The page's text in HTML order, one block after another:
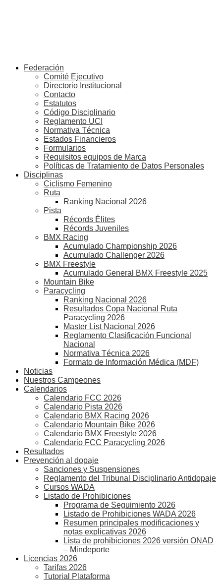
Federación
Comité Ejecutivo
Directorio Institucional
Contacto
Estatutos
Código Disciplinario
Reglamento UCI
Normativa Técnica
Estados Financieros
Formularios
Requisitos equipos de Marca
Políticas de Tratamiento de Datos Personales
Disciplinas
Ciclismo Femenino
Ruta
Ranking Nacional 2026
Pista
Récords Élites
Récords Juveniles
BMX Racing
Acumulado Championship 2026
Acumulado Challenger 2026
BMX Freestyle
Acumulado General BMX Freestyle 2025
Mountain Bike
Paracycling
Ranking Nacional 2026
Resultados Copa Nacional Ruta
Paracycling 2026
Master List Nacional 2026
Reglamento Clasificación Funcional
Nacional
Normativa Técnica 2026
Formato de Información Médica (MDF)
Noticias
Nuestros Campeones
Calendarios
Calendario FCC 2026
Calendario Pista 2026
Calendario BMX Racing 2026
Calendario Mountain Bike 2026
Calendario BMX Freestyle 2026
Calendario FCC Paracycling 2026
Resultados
Prevención al dopaje
Sanciones y Suspensiones
Reglamento del Tribunal Disciplinario Antidopaje
Cursos WADA
Listado de Prohibiciones
Programa de Seguimiento 2026
Listado de Prohibiciones WADA 2026
Resumen principales modificaciones y
notas explicativas 2026
Lista de prohibiciones 2026 versión ONAD
– Mindeporte
Licencias 2026
Tarifas 2026
Tutorial Plataforma